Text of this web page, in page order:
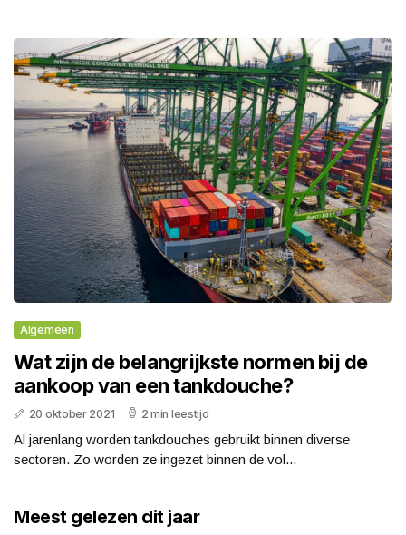
Algemeen
Wat zijn de belangrijkste normen bij de
aankoop van een tankdouche?
20 oktober 2021 2 min leestijd
Al jarenlang worden tankdouches gebruikt binnen diverse
sectoren. Zo worden ze ingezet binnen de vol...
Meest gelezen dit jaar